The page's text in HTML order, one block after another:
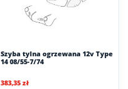
Szyba tylna ogrzewana 12v Type
14 08/55-7/74
383,35 zł